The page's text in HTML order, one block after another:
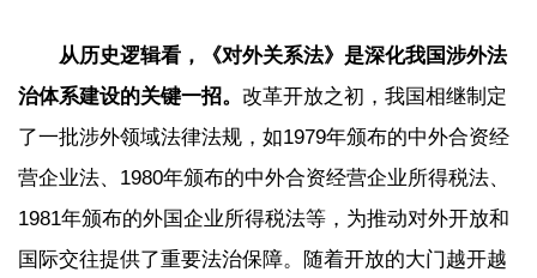
从历史逻辑看，《对外关系法》是深化我国涉外法
治体系建设的关键一招。 改革开放之初，我国相继制定
了一批涉外领域法律法规，如1979年颁布的中外合资经
营企业法、1980年颁布的中外合资经营企业所得税法、
1981年颁布的外国企业所得税法等，为推动对外开放和
国际交往提供了重要法治保障。随着开放的大门越开越